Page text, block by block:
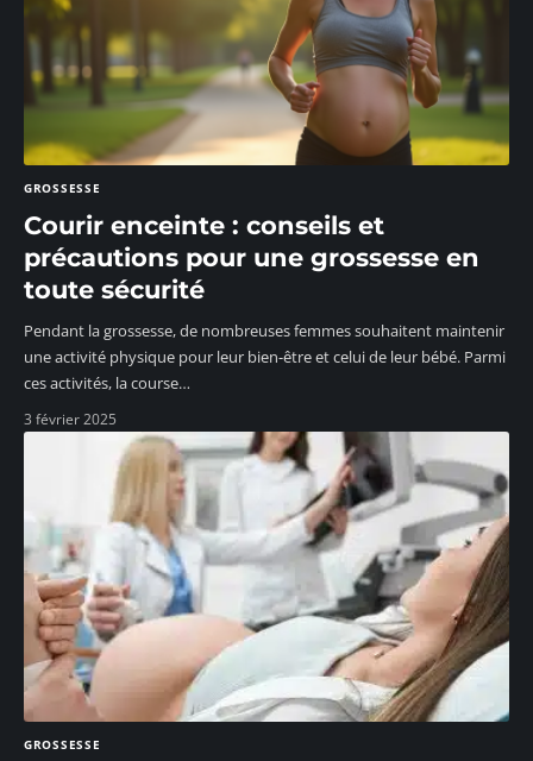
GROSSESSE
Courir enceinte : conseils et
précautions pour une grossesse en
toute sécurité
Pendant la grossesse, de nombreuses femmes souhaitent maintenir
une activité physique pour leur bien-être et celui de leur bébé. Parmi
ces activités, la course…
3 février 2025
GROSSESSE